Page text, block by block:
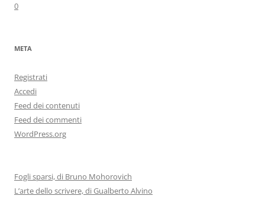
0
META
Registrati
Accedi
Feed dei contenuti
Feed dei commenti
WordPress.org
Fogli sparsi, di Bruno Mohorovich
L’arte dello scrivere, di Gualberto Alvino